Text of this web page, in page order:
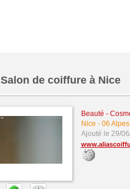
Salon de coiffure à Nice
Beauté -
Nice - 06
Ajouté le 29/